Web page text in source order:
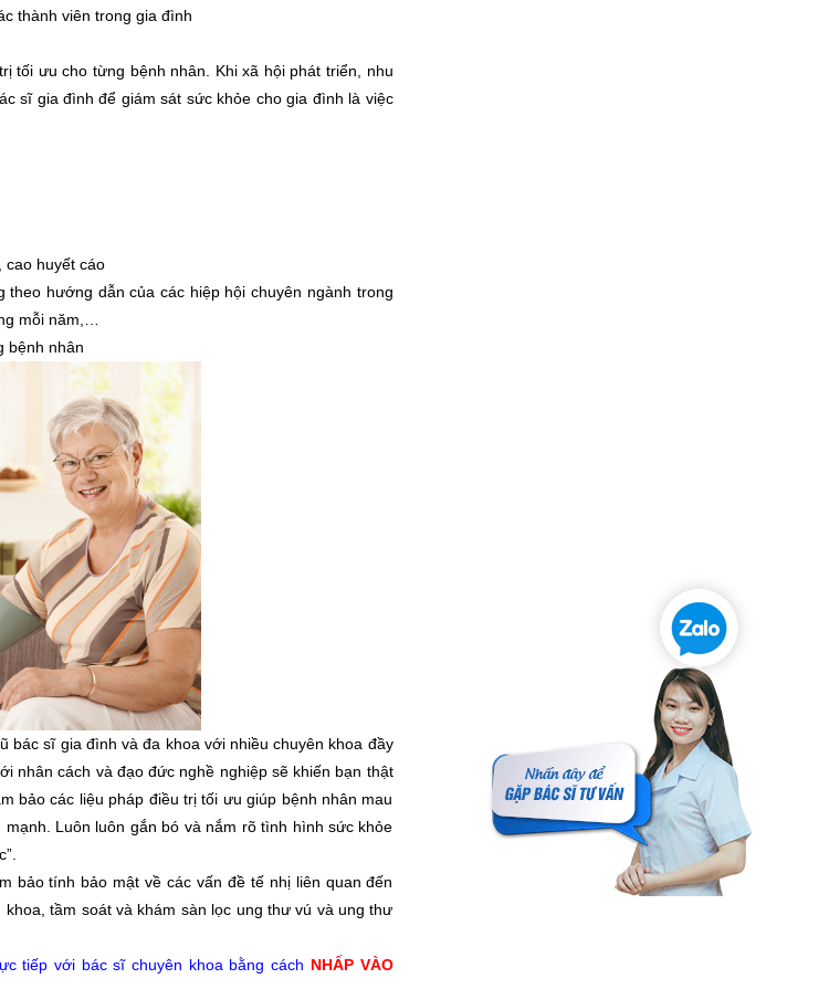
thành viên trong gia đình
tối ưu cho từng bệnh nhân. Khi xã hội phát triển, nhu
sĩ gia đình để giám sát sức khỏe cho gia đình là việc
cao huyết cáo
hướng dẫn của các hiệp hội chuyên ngành trong
mỗi năm,…
bệnh nhân
bác sĩ gia đình và đa khoa với nhiều chuyên khoa đầy
nhân cách và đạo đức nghề nghiệp sẽ khiến bạn thật
bảo các liệu pháp điều trị tối ưu giúp bệnh nhân mau
Luôn luôn gắn bó và nắm rõ tình hình sức khỏe
bảo tính bảo mật về các vấn đề tế nhị liên quan đến
tầm soát và khám sàn lọc ung thư vú và ung thư
tiếp với bác sĩ chuyên khoa bằng cách NHẤP VÀO